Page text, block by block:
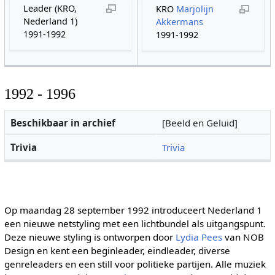
Leader (KRO,
Nederland 1)
1991-1992
KRO Marjolijn
Akkermans
1991-1992
1992 - 1996
Beschikbaar in archief
[Beeld en Geluid]
Trivia
Trivia
Op maandag 28 september 1992 introduceert Nederland 1
een nieuwe netstyling met een lichtbundel als uitgangspunt.
Deze nieuwe styling is ontworpen door Lydia Peesvan NOB
Design en kent een beginleader, eindleader, diverse
genreleaders en een still voor politieke partijen. Alle muziek